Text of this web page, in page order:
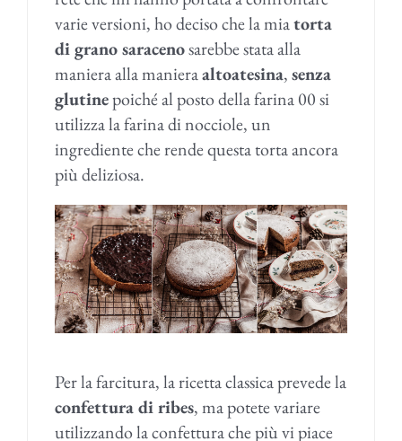
varie versioni, ho deciso che la miatorta
di grano saracenosarebbe stata alla
maniera alla manieraaltoatesina,senza
glutinepoiché al posto della farina 00 si
utilizza la farina di nocciole, un
ingrediente che rende questa torta ancora
più deliziosa.
Per la farcitura, la ricetta classica prevede la
confettura di ribes, ma potete variare
utilizzando la confettura che più vi piace